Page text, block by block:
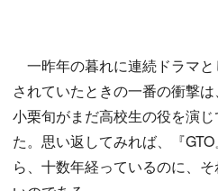
一昨年の暮れに連続ドラマ
されていたときの一番の衝撃
小栗旬がまだ高校生の役を演
た。思い返してみれば、『
ら、十数年経っているのに、